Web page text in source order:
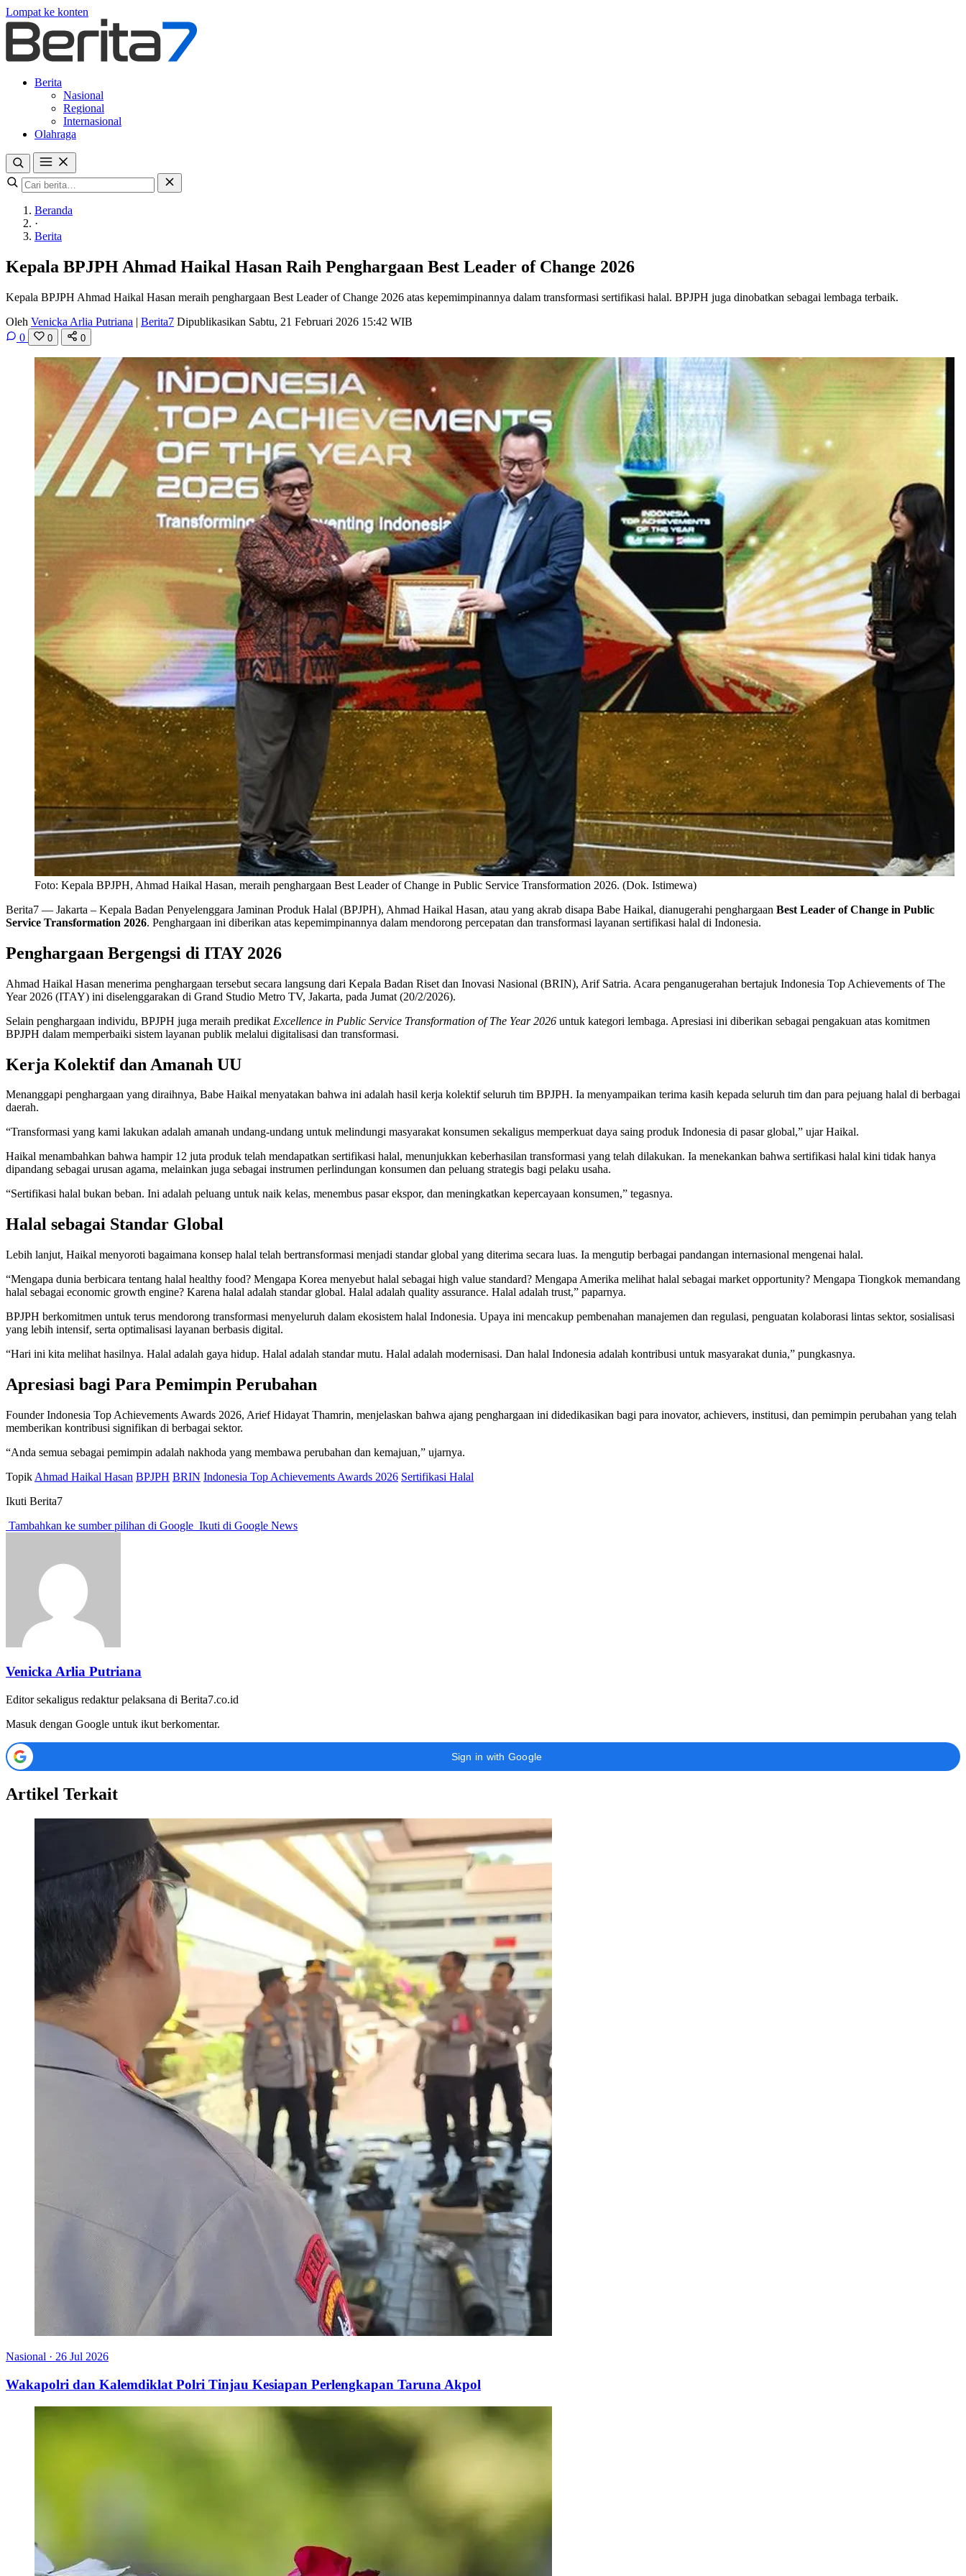
Lompat ke konten
Berita
Nasional
Regional
Internasional
Olahraga
Beranda
·
Berita
Kepala BPJPH Ahmad Haikal Hasan Raih Penghargaan Best Leader of Change 2026
Kepala BPJPH Ahmad Haikal Hasan meraih penghargaan Best Leader of Change 2026 atas kepemimpinannya dalam transformasi sertifikasi halal. BPJPH juga dinobatkan sebagai lembaga terbaik.
Oleh Venicka Arlia Putriana | Berita7 Dipublikasikan Sabtu, 21 Februari 2026 15:42 WIB
0
0 0
Foto: Kepala BPJPH, Ahmad Haikal Hasan, meraih penghargaan Best Leader of Change in Public Service Transformation 2026. (Dok. Istimewa)
Berita7 — Jakarta – Kepala Badan Penyelenggara Jaminan Produk Halal (BPJPH), Ahmad Haikal Hasan, atau yang akrab disapa Babe Haikal, dianugerahi penghargaan Best Leader of Change in Public
Service Transformation 2026. Penghargaan ini diberikan atas kepemimpinannya dalam mendorong percepatan dan transformasi layanan sertifikasi halal di Indonesia.
Penghargaan Bergengsi di ITAY 2026
Ahmad Haikal Hasan menerima penghargaan tersebut secara langsung dari Kepala Badan Riset dan Inovasi Nasional (BRIN), Arif Satria. Acara penganugerahan bertajuk Indonesia Top Achievements of The
Year 2026 (ITAY) ini diselenggarakan di Grand Studio Metro TV, Jakarta, pada Jumat (20/2/2026).
Selain penghargaan individu, BPJPH juga meraih predikat Excellence in Public Service Transformation of The Year 2026 untuk kategori lembaga. Apresiasi ini diberikan sebagai pengakuan atas komitmen
BPJPH dalam memperbaiki sistem layanan publik melalui digitalisasi dan transformasi.
Kerja Kolektif dan Amanah UU
Menanggapi penghargaan yang diraihnya, Babe Haikal menyatakan bahwa ini adalah hasil kerja kolektif seluruh tim BPJPH. Ia menyampaikan terima kasih kepada seluruh tim dan para pejuang halal di berbagai
daerah.
“Transformasi yang kami lakukan adalah amanah undang-undang untuk melindungi masyarakat konsumen sekaligus memperkuat daya saing produk Indonesia di pasar global,” ujar Haikal.
Haikal menambahkan bahwa hampir 12 juta produk telah mendapatkan sertifikasi halal, menunjukkan keberhasilan transformasi yang telah dilakukan. Ia menekankan bahwa sertifikasi halal kini tidak hanya
dipandang sebagai urusan agama, melainkan juga sebagai instrumen perlindungan konsumen dan peluang strategis bagi pelaku usaha.
“Sertifikasi halal bukan beban. Ini adalah peluang untuk naik kelas, menembus pasar ekspor, dan meningkatkan kepercayaan konsumen,” tegasnya.
Halal sebagai Standar Global
Lebih lanjut, Haikal menyoroti bagaimana konsep halal telah bertransformasi menjadi standar global yang diterima secara luas. Ia mengutip berbagai pandangan internasional mengenai halal.
“Mengapa dunia berbicara tentang halal healthy food? Mengapa Korea menyebut halal sebagai high value standard? Mengapa Amerika melihat halal sebagai market opportunity? Mengapa Tiongkok memandang
halal sebagai economic growth engine? Karena halal adalah standar global. Halal adalah quality assurance. Halal adalah trust,” paparnya.
BPJPH berkomitmen untuk terus mendorong transformasi menyeluruh dalam ekosistem halal Indonesia. Upaya ini mencakup pembenahan manajemen dan regulasi, penguatan kolaborasi lintas sektor, sosialisasi
yang lebih intensif, serta optimalisasi layanan berbasis digital.
“Hari ini kita melihat hasilnya. Halal adalah gaya hidup. Halal adalah standar mutu. Halal adalah modernisasi. Dan halal Indonesia adalah kontribusi untuk masyarakat dunia,” pungkasnya.
Apresiasi bagi Para Pemimpin Perubahan
Founder Indonesia Top Achievements Awards 2026, Arief Hidayat Thamrin, menjelaskan bahwa ajang penghargaan ini didedikasikan bagi para inovator, achievers, institusi, dan pemimpin perubahan yang telah
memberikan kontribusi signifikan di berbagai sektor.
“Anda semua sebagai pemimpin adalah nakhoda yang membawa perubahan dan kemajuan,” ujarnya.
Topik Ahmad Haikal Hasan BPJPH BRIN Indonesia Top Achievements Awards 2026 Sertifikasi Halal
Ikuti Berita7
Tambahkan ke sumber pilihan di Google Ikuti di Google News
Venicka Arlia Putriana
Editor sekaligus redaktur pelaksana di Berita7.co.id
Masuk dengan Google untuk ikut berkomentar.
Sign in with Google
Artikel Terkait
Nasional · 26 Jul 2026
Wakapolri dan Kalemdiklat Polri Tinjau Kesiapan Perlengkapan Taruna Akpol